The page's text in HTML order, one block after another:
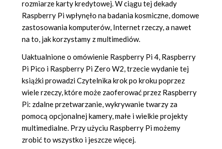
rozmiarze karty kredytowej. W ciągu tej dekady
Raspberry Pi wpłynęło na badania kosmiczne, domowe
zastosowania komputerów, Internet rzeczy, a nawet
na to, jak korzystamy z multimediów.
Uaktualnione o omówienie Raspberry Pi 4, Raspberry
Pi Pico i Raspberry Pi Zero W2, trzecie wydanie tej
książki prowadzi Czytelnika krok po kroku poprzez
wiele rzeczy, które może zaoferować przez Raspberry
Pi: zdalne przetwarzanie, wykrywanie twarzy za
pomocą opcjonalnej kamery, małe i wielkie projekty
multimedialne. Przy użyciu Raspberry Pi możemy
zrobić to wszystko i jeszcze więcej.